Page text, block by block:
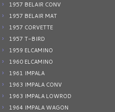
1957 BELAIR CONV
1957 BELAIR MAT
1957 CORVETTE
1957 T-BIRD
1959 ELCAMINO
1960 ELCAMINO
1961 IMPALA
1963 IMPALA CONV
1963 IMPALA LOWROD
1964 IMPALA WAGON